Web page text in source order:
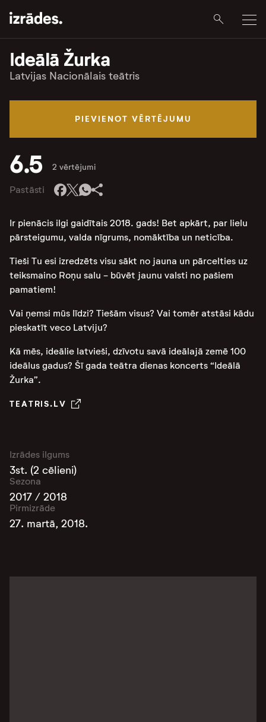
Ideālā Žurka
Latvijas Nacionālais teātris
PIEVIENOT VĒRTĒJUMU
6.5 2 vērtējumi
Pastāsti
Ir pienācis ilgi gaidītais 2018. gads! Bet apkārt, par lielu
pārsteigumu, valda nīgrums, nomāktība un neticība.
Tieši Tu esi izredzēts visu sākt no jauna un pārcelties uz
teiksmaino Roņu salu - būvēt jaunu valsti no pašiem
pamatiem!
Vai ņemsi mūs līdzi? Tiešām visus? Vai tomēr atstāsi kādu
pieskatīt veco Latviju?
Kā mēs, ideālie latvieši, dzīvotu savā ideālajā zemē 100
ideālus gadus? Šī gada teātra dienas koncerts “Ideālā
Žurka”.
TEATRIS.LV
Izrādes ilgums
3st. (2 cēlieni)
Sezona
2017 / 2018
Pirmizrāde
27. martā, 2018.